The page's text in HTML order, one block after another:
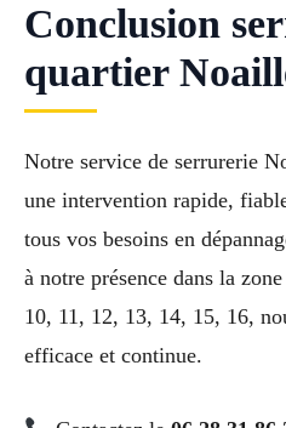
Conclusion
quartier
Notre service de serrurerie
une intervention rapide,
tous vos besoins en
à notre présence dans la
10, 11, 12, 13, 14, 15, 16,
efficace et continue.